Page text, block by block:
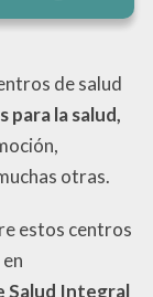
de salud
para la salud,
otras.
estos centros
Salud Integral